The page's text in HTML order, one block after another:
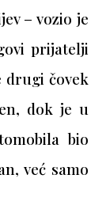
– vozio je
prijatelji
drugi čovek
dok je u
bio
već samo